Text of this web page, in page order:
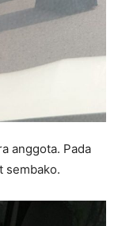
anggota. Pada
sembako.